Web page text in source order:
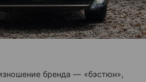
бренда — «бэстюн»,